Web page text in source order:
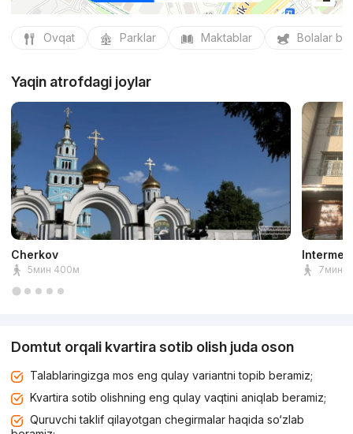
Ovqat Parklar Maktablar Bolalar
Yaqin atrofdagi joylar
Cherkov
5мин 400м 7мин
Domtut orqali kvartira sotib olish juda oson
Talablaringizga mos eng qulay variantni topib beramiz;
Kvartira sotib olishning eng qulay vaqtini aniqlab beramiz;
Quruvchi taklif qilayotgan chegirmalar haqida so‘zlab